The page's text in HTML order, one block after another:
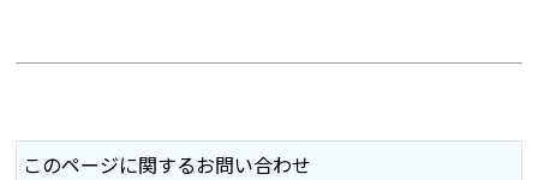
このページに関するお問い合わせ